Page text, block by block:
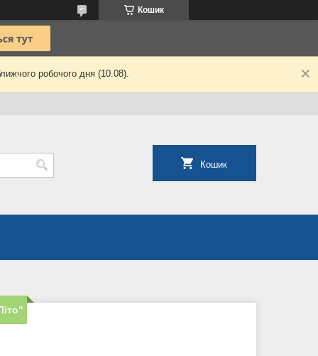
Кошик
робочого дня (10.08).
Кошик